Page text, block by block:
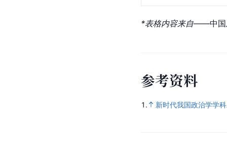
*表格内容来自——中国
参考资料
1. 新时代我国政治学学